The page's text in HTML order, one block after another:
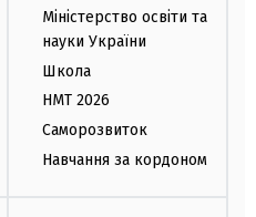
Міністерство освіти та
науки України
Школа
НМТ 2026
Саморозвиток
Навчання за кордоном